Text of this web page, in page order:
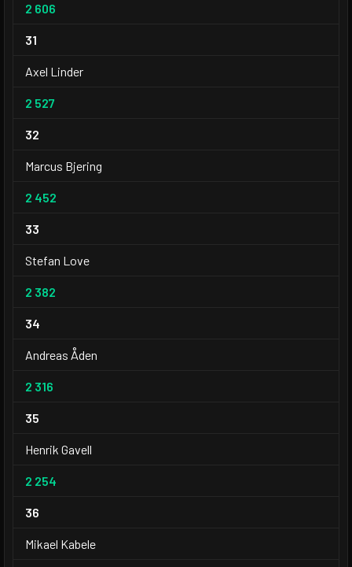
2 606
31
Axel Linder
2 527
32
Marcus Bjering
2 452
33
Stefan Love
2 382
34
Andreas Åden
2 316
35
Henrik Gavell
2 254
36
Mikael Kabele